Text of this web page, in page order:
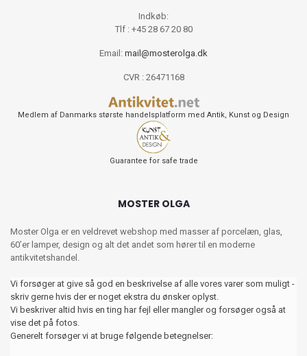
Indkøb:
Tlf : +45 28 67 20 80
Email: mail@mosterolga.dk
CVR : 26471168
Medlem af Danmarks største handelsplatform med Antik, Kunst og Design
Guarantee for safe trade
MOSTER OLGA
Moster Olga er en veldrevet webshop med masser af porcelæn, glas,
60’er lamper, design og alt det andet som hører til en moderne
antikvitetshandel.
Vi forsøger at give så god en beskrivelse af alle vores varer som muligt -
skriv gerne hvis der er noget ekstra du ønsker oplyst.
Vi beskriver altid hvis en ting har fejl eller mangler og forsøger også at
vise det på fotos.
Generelt forsøger vi at bruge følgende betegnelser: